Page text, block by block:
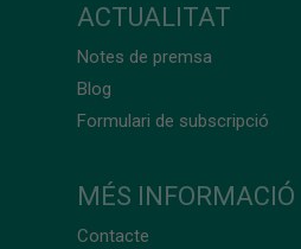
ACTUALITAT
Notes de premsa
Blog
Formulari de subscripció
MÉS INFORMACIÓ
Contacte